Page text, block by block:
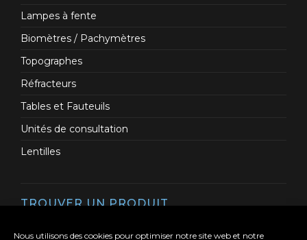
Nous utilisons des cookies pour optimiser notre site web et notre
Lampes à fente
Biomètres / Pachymètres
Topographes
Réfracteurs
Tables et Fauteuils
Unités de consultation
Lentilles
TROUVER UN PRODUIT